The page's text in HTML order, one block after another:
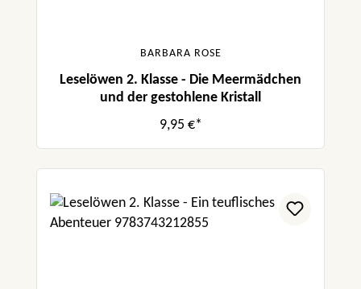
BARBARA ROSE
Leselöwen 2. Klasse - Die Meermädchen
und der gestohlene Kristall
9,95 €*